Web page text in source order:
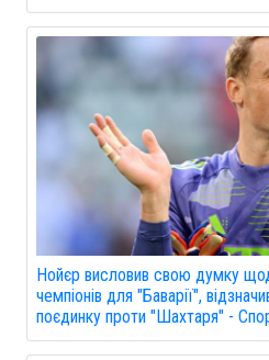
Нойєр висловив свою думку
чемпіонів для "Баварії",
поєдинку проти "Шахтаря" -